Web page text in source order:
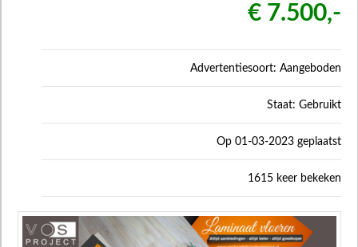
€ 7.500,-
Advertentiesoort: Aangeboden
Staat: Gebruikt
Op 01-03-2023 geplaatst
1615 keer bekeken